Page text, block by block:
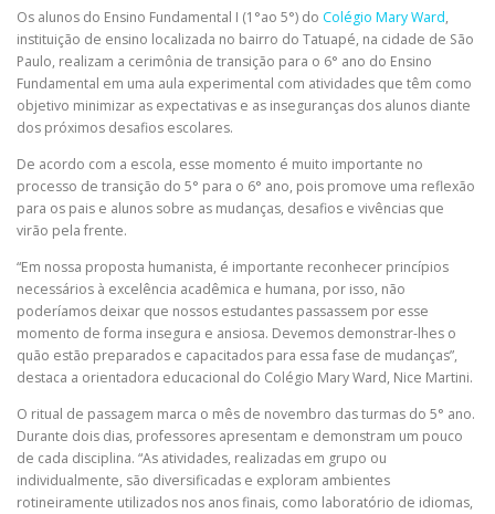
Os alunos do Ensino Fundamental I (1°ao 5°) do Colégio Mary Ward,
instituição de ensino localizada no bairro do Tatuapé, na cidade de São
Paulo, realizam a cerimônia de transição para o 6° ano do Ensino
Fundamental em uma aula experimental com atividades que têm como
objetivo minimizar as expectativas e as inseguranças dos alunos diante
dos próximos desafios escolares.
De acordo com a escola, esse momento é muito importante no
processo de transição do 5° para o 6° ano, pois promove uma reflexão
para os pais e alunos sobre as mudanças, desafios e vivências que
virão pela frente.
“Em nossa proposta humanista, é importante reconhecer princípios
necessários à excelência acadêmica e humana, por isso, não
poderíamos deixar que nossos estudantes passassem por esse
momento de forma insegura e ansiosa. Devemos demonstrar-lhes o
quão estão preparados e capacitados para essa fase de mudanças”,
destaca a orientadora educacional do Colégio Mary Ward, Nice Martini.
O ritual de passagem marca o mês de novembro das turmas do 5° ano.
Durante dois dias, professores apresentam e demonstram um pouco
de cada disciplina. “As atividades, realizadas em grupo ou
individualmente, são diversificadas e exploram ambientes
rotineiramente utilizados nos anos finais, como laboratório de idiomas,